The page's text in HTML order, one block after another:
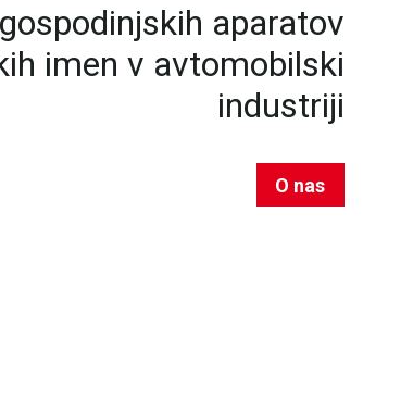
aparatov
imen v avtomobilski
industriji
O nas